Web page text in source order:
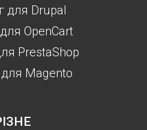
для Drupal
OpenCart
PrestaShop
Magento